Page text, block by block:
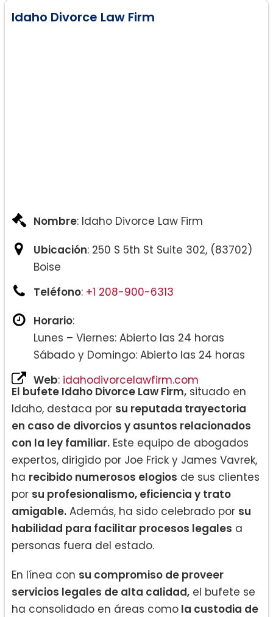
Idaho Divorce Law Firm
Nombre: Idaho Divorce Law Firm
Ubicación: 250 S 5th St Suite 302, (83702)
Boise
Teléfono: +1 208-900-6313
Horario:
Lunes – Viernes: Abierto las 24 horas
Sábado y Domingo: Abierto las 24 horas
Web: idahodivorcelawfirm.com
El bufete Idaho Divorce Law Firm, situado en
Idaho, destaca por su reputada trayectoria
en caso de divorcios y asuntos relacionados
con la ley familiar. Este equipo de abogados
expertos, dirigido por Joe Frick y James Vavrek,
ha recibido numerosos elogios de sus clientes
por su profesionalismo, eficiencia y trato
amigable. Además, ha sido celebrado por su
habilidad para facilitar procesos legales a
personas fuera del estado.
En línea con su compromiso de proveer
servicios legales de alta calidad, el bufete se
ha consolidado en áreas como la custodia de